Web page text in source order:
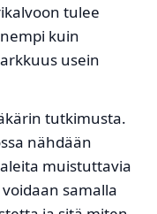
tulee
kuin
usein
tutkimusta.
nähdään
muistuttavia
samalla